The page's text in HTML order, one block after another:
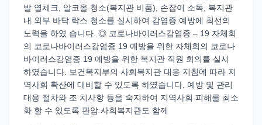
발 열체크, 알코올 청소(복지관 비품), 손잡이 소독, 복지관
내 외부 바닥 락스 청소를 실시하여 감염증 예방에 최선의
노력을 하였 습니다. ◎ 코로나바이러스감염증 – 19 자체회
의 코로나바이러스감염증 19 예방을 위한 자체회의 코로나
바이러스감염증 19 예방을 위한 복지관 직원 회의를 실시
하였습니다. 보건복지부의 사회복지관 대응 지침에 따라 지
역사회 확산에 대비할 수 있도록 하였습니다. 예방 및 관리
대응 절차와 조 치사항 등을 숙지하여 지역사회 피해를 최소
화 할 수 있도록 판암 사회복지관도 함께